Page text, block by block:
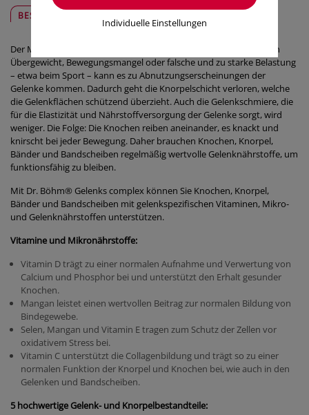
BESCHREIBUNG
Der Mensch hat über hundert bewegliche Gelenke. Im Alter, durch
Übergewicht, Bewegungsmangel oder falsche und zu starke Belastung
– etwa beim Sport – kann es zu Abnutzungserscheinungen der
Gelenke kommen. Dadurch geht die Knorpelschicht verloren, welche
die Gelenkflächen schützend überzieht. Auch die Gelenkschmiere, die
für die Elastizität und Nährstoffversorgung der Gelenke sorgt, wird
weniger. Die Folge: Die Knochen reiben aneinander, es knackt und
knirscht bei jeder Bewegung. Daher brauchen Knochen, Knorpel,
Bänder und Bandscheiben regelmäßig wertvolle Gelenknährstoffe, um
funktionsfähig zu bleiben.
Mit Dr. Böhm® Gelenks complex können Sie Knochen, Knorpel,
Bänder und Bandscheiben mit gelenkspezifischen Vitaminen, Mikro-
und Gelenknährstoffen unterstützen.
Vitamine und Mikronährstoffe:
Vitamin D trägt zu einer normalen Aufnahme und Verwertung von
Calcium und Phosphor bei und unterstützt den Erhalt gesunder
Knochen.
Mangan leistet einen wertvollen Beitrag zur normalen Bildung von
Bindegewebe.
Selen, Mangan und Vitamin E tragen zum Schutz der Zellen vor
oxidativem Stress bei.
Vitamin C unterstützt die Collagenbildung und trägt so zu einer
normalen Funktion der Knorpel und Knochen bei, wie auch in den
Gelenken und Bandscheiben.
5 hochwertige Gelenk- und Knorpelbestandteile:
Individuelle Einstellungen